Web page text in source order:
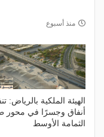
منذ أسبوع
أنفاق وجسرًا في محور
الثمامة الأوسط